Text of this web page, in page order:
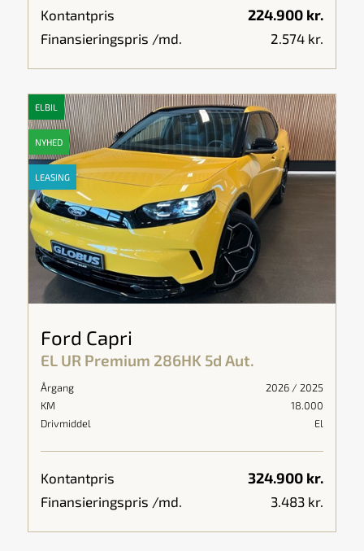
224.900 kr.
Kontantpris
2.574 kr.
Finansieringspris /md.
ELBIL
NYHED
LEASING
Ford Capri
EL UR Premium 286HK 5d Aut.
324.900 kr.
Kontantpris
3.483 kr.
Finansieringspris /md.
2026 / 2025
Årgang
18.000
KM
El
Drivmiddel